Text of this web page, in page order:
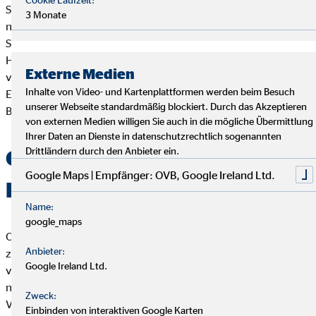
Sicherheitslücken entstehen lassen. Diese werden nämlich
nicht häufig genug aktualisiert. Bei neuen Smartphones gibt
Stiftung Warentest allerdings Entwarnung: Solange auf dem
Handy das aktuellste Betriebssystem installiert sei, sei dies
vergleichbar mit dem Sicherheitslevel des chipTAN-Verfahrens.
Es wird empfohlen auf Smartphones zu verzichten, deren
Betriebssystem nicht mehr aktualisiert wird.
Online-Banking und
Deutschland, passt das?
Obwohl hierzulande kontinuierlich Bankfilialen schließen und
zusätzlich viele Institute immer höhere Gebühren von Kunden
verlangen, die traditionelle Bankgeschäfte bevorzugen, nutzt
nur jeder zweite Bundesbürger (56 Prozent) die digitale
Variante. 1Der Trend geht jedoch in Richtung Digitalisierung. In
3 Monate
Externe Medien
Inhalte von Video- und Kartenplattformen werden beim Besuch
unserer Webseite standardmäßig blockiert. Durch das Akzeptieren
von externen Medien willigen Sie auch in die mögliche Übermittlung
Ihrer Daten an Dienste in datenschutzrechtlich sogenannten
Drittländern durch den Anbieter ein.
Google Maps | Empfänger: OVB, Google Ireland Ltd.
Name:
google_maps
Anbieter:
Google Ireland Ltd.
Zweck:
Einbinden von interaktiven Google Karten